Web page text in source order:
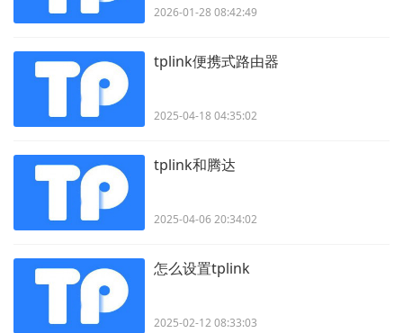
2026-01-28 08:42:49
tplink便携式路由器
2025-04-18 04:35:02
tplink和腾达
2025-04-06 20:34:02
怎么设置tplink
2025-02-12 08:33:03